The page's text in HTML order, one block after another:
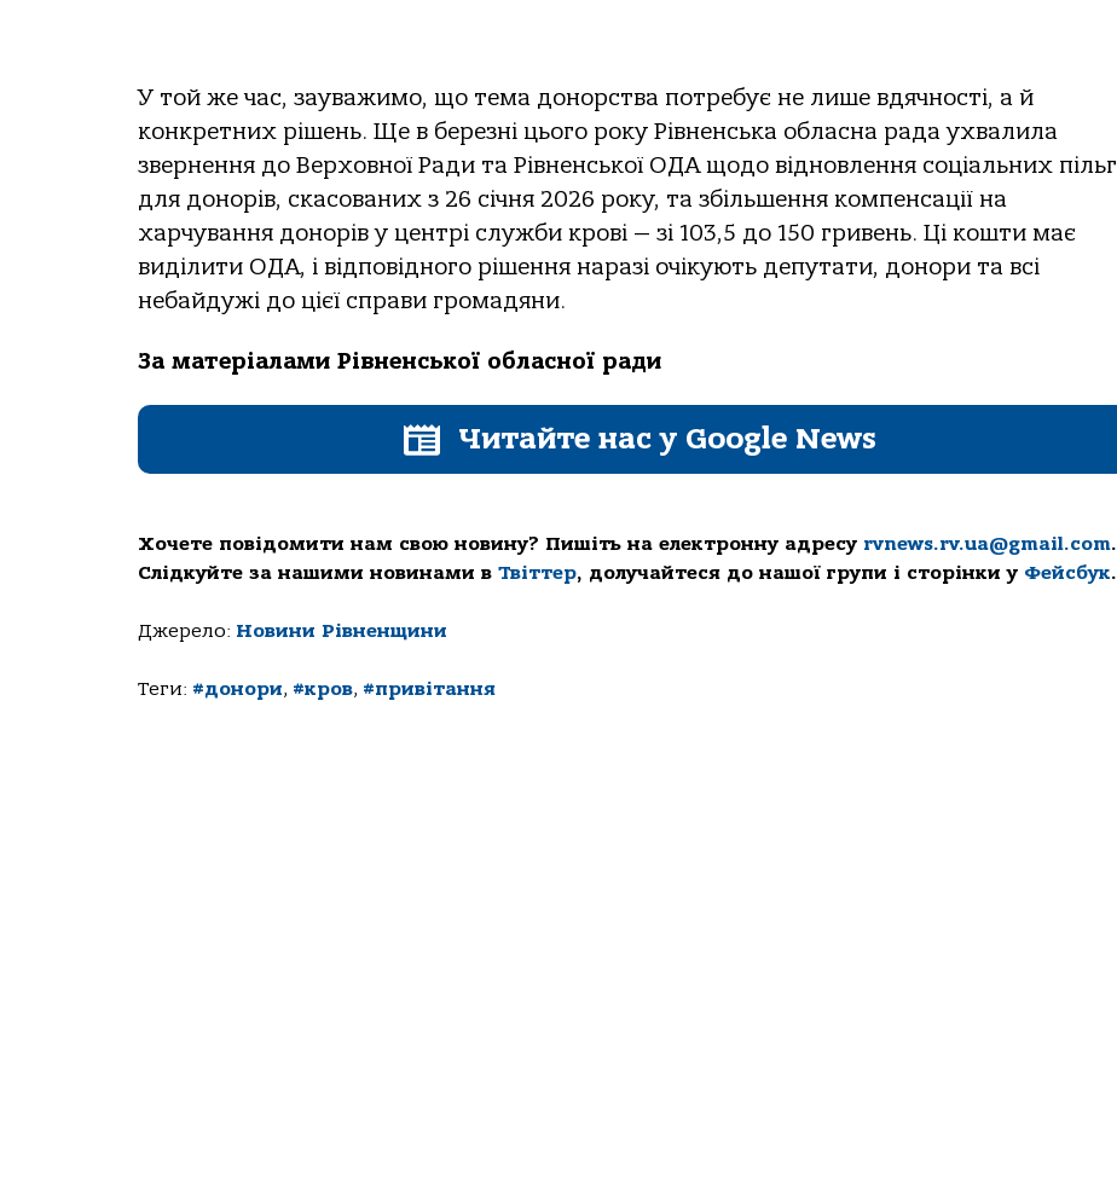
У той же час, зауважимо, що тема донорства потребує не лише вдячності, а й
конкретних рішень. Ще в березні цього року Рівненська обласна рада ухвалила
звернення до Верховної Ради та Рівненської ОДА щодо відновлення соціальних пільг
для донорів, скасованих з 26 січня 2026 року, та збільшення компенсації на
харчування донорів у центрі служби крові — зі 103,5 до 150 гривень. Ці кошти має
виділити ОДА, і відповідного рішення наразі очікують депутати, донори та всі
небайдужі до цієї справи громадяни.
За матеріалами Рівненської обласної ради
Читайте нас у Google News
Хочете повідомити нам свою новину? Пишіть на електронну адресу rvnews.rv.ua@gmail.com.
Слідкуйте за нашими новинами в Твіттер, долучайтеся до нашої групи і сторінки у Фейсбук.
Джерело: Новини Рівненщини
Теги: #донори, #кров, #привітання